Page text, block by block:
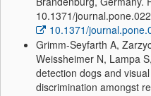
10.1371/
10.1371/
Grimm-Seyfarth A,
Weissheimer N, Lampa
detection dogs and
discrimination amongst